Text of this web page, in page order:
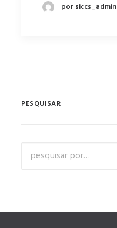
por siccs_admin
PESQUISAR